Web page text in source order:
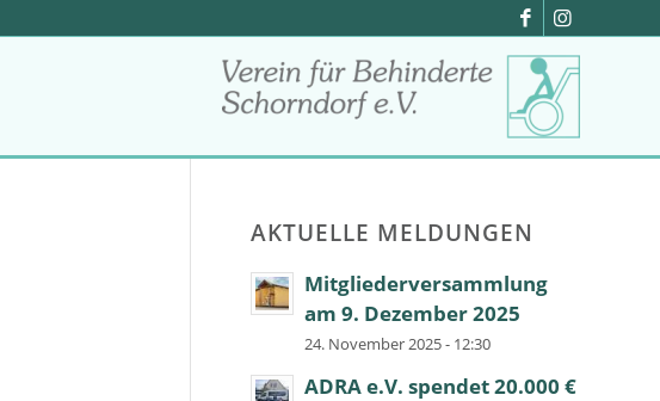
AKTUELLE MELDUNGEN
Mitgliederversammlung
am 9. Dezember 2025
24. November 2025 - 12:30
ADRA e.V. spendet 20.000 €